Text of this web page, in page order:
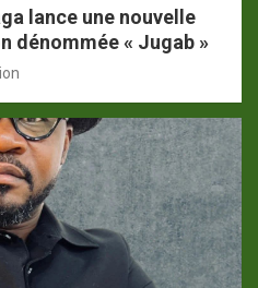
lance une nouvelle
dénommée « Jugab »